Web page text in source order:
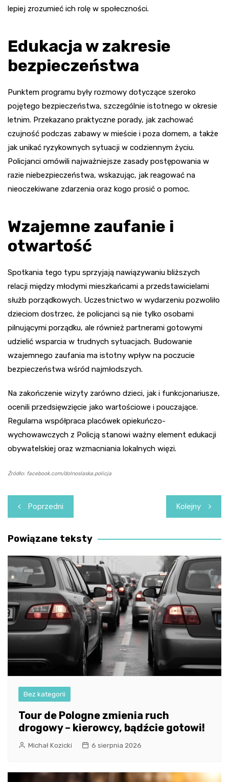
lepiej zrozumieć ich rolę w społeczności.
Edukacja w zakresie
bezpieczeństwa
Punktem programu były rozmowy dotyczące szeroko
pojętego bezpieczeństwa, szczególnie istotnego w okresie
letnim. Przekazano praktyczne porady, jak zachować
czujność podczas zabawy w mieście i poza domem, a także
jak unikać ryzykownych sytuacji w codziennym życiu.
Policjanci omówili najważniejsze zasady postępowania w
razie niebezpieczeństwa, wskazując, jak reagować na
nieoczekiwane zdarzenia oraz kogo prosić o pomoc.
Wzajemne zaufanie i
otwartość
Spotkania tego typu sprzyjają nawiązywaniu bliższych
relacji między młodymi mieszkańcami a przedstawicielami
służb porządkowych. Uczestnictwo w wydarzeniu pozwoliło
dzieciom dostrzec, że policjanci są nie tylko osobami
pilnującymi porządku, ale również partnerami gotowymi
udzielić wsparcia w trudnych sytuacjach. Budowanie
wzajemnego zaufania ma istotny wpływ na poczucie
bezpieczeństwa wśród najmłodszych.
Na zakończenie wizyty zarówno dzieci, jak i funkcjonariusze,
ocenili przedsięwzięcie jako wartościowe i pouczające.
Regularna współpraca placówek opiekuńczo-
wychowawczych z Policją stanowi ważny element edukacji
obywatelskiej oraz wzmacniania lokalnych więzi.
Źródło: facebook.com/dolnoslaska.policja
Nawigacja
wpisu
Poprzedni Kolejny
Powiązane teksty
Bez kategorii
Tour de Pologne zmienia ruch
drogowy – kierowcy, bądźcie gotowi!
Michał Kozicki 6 sierpnia 2026